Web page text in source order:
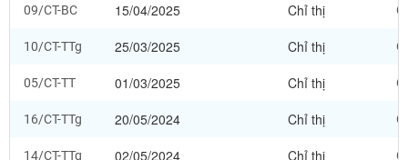
09/CT-BC 15/04/2025 Chỉ thị
10/CT-TTg 25/03/2025 Chỉ thị
05/CT-TT 01/03/2025 Chỉ thị
16/CT-TTg 20/05/2024 Chỉ thị
14/CT-TTg 02/05/2024 Chỉ thị